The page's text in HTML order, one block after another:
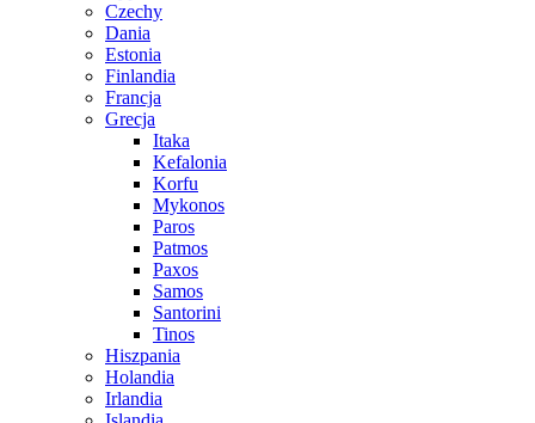
Czechy
Dania
Estonia
Finlandia
Francja
Grecja
Itaka
Kefalonia
Korfu
Mykonos
Paros
Patmos
Paxos
Samos
Santorini
Tinos
Hiszpania
Holandia
Irlandia